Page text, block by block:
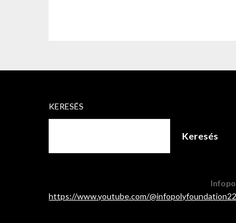
KERESÉS
Keresés
https://www.youtube.com/